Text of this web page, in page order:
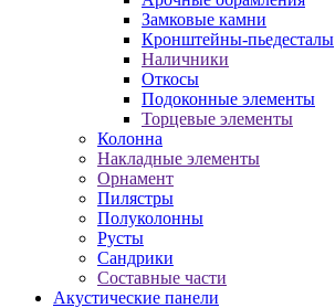
Замковые камни
Кронштейны-пьедесталы
Наличники
Откосы
Подоконные элементы
Торцевые элементы
Колонна
Накладные элементы
Орнамент
Пилястры
Полуколонны
Русты
Сандрики
Составные части
Акустические панели